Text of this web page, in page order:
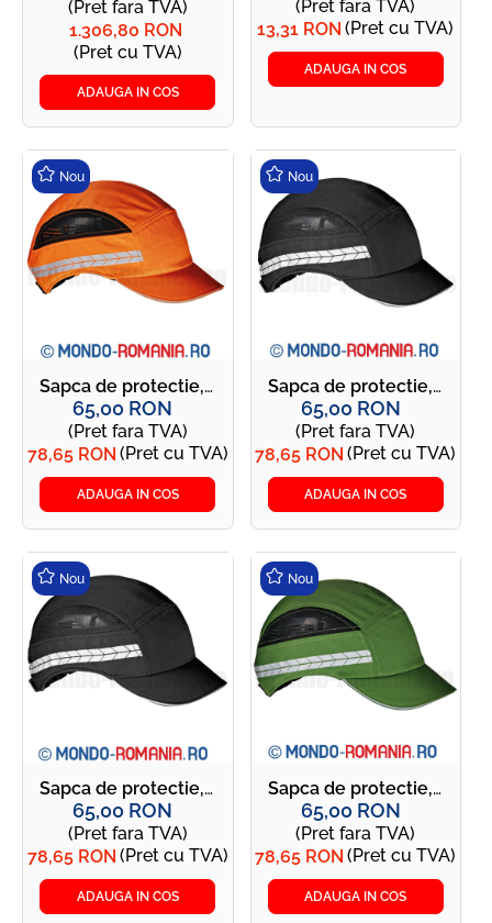
(Pret fara TVA)
1.306,80 RON
(Pret cu TVA)
ADAUGA IN COS
(Pret fara TVA)
13,31 RON (Pret cu TVA)
ADAUGA IN COS
Sapca de protectie, usoara si respirabila, 135g - DUTY SIR - orange
Nou
65,00 RON
(Pret fara TVA)
78,65 RON (Pret cu TVA)
ADAUGA IN COS
Sapca de protectie, usoara si respirabila, 135g - DUTY SIR - neagra
Nou
65,00 RON
(Pret fara TVA)
78,65 RON (Pret cu TVA)
ADAUGA IN COS
Sapca de protectie, usoara si respirabila, 135g - DUTY SIR - gri
Nou
65,00 RON
(Pret fara TVA)
78,65 RON (Pret cu TVA)
ADAUGA IN COS
Sapca de protectie, usoara si respirabila, 135g - DUTY SIR - verde
Nou
65,00 RON
(Pret fara TVA)
78,65 RON (Pret cu TVA)
ADAUGA IN COS